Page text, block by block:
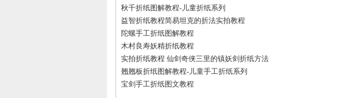
秋千折纸图解教程-儿童折纸系列
益智折纸教程简易坦克的折法实拍教程
陀螺手工折纸图解教程
木村良寿妖精折纸教程
实拍折纸教程 仙剑奇侠三里的镇妖剑折纸方法
翘翘板折纸图解教程-儿童手工折纸系列
宝剑手工折纸图文教程